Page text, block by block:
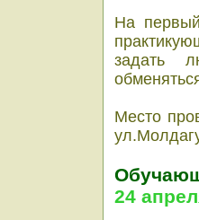
На
задать
Место
24